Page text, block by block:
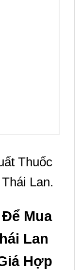
Thuốc
Lan.
Mua
Lan
Hợp